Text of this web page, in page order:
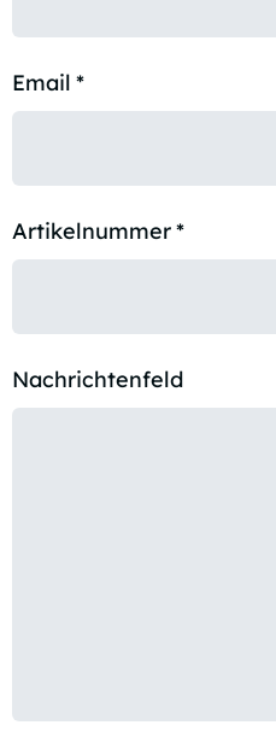
Email *
Artikelnummer*
Nachrichtenfeld